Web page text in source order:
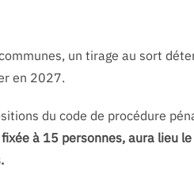
un tirage au sort
en 2027.
du code de procédure
à 15 personnes, aura lieu le